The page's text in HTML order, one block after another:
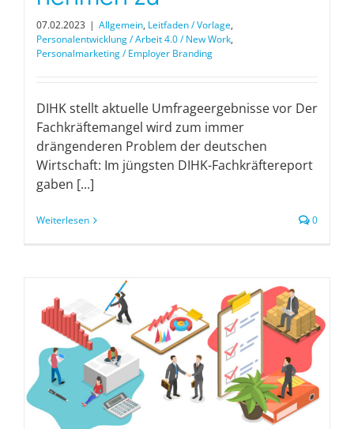
07.02.2023 | Allgemein, Leitfaden / Vorlage,
Personalentwicklung / Arbeit 4.0 / New Work,
Personalmarketing / Employer Branding
DIHK stellt aktuelle Umfrageergebnisse vor Der
Fachkräftemangel wird zum immer
drängenderen Problem der deutschen
Wirtschaft: Im jüngsten DIHK-Fachkräftereport
gaben [...]
Weiterlesen 0